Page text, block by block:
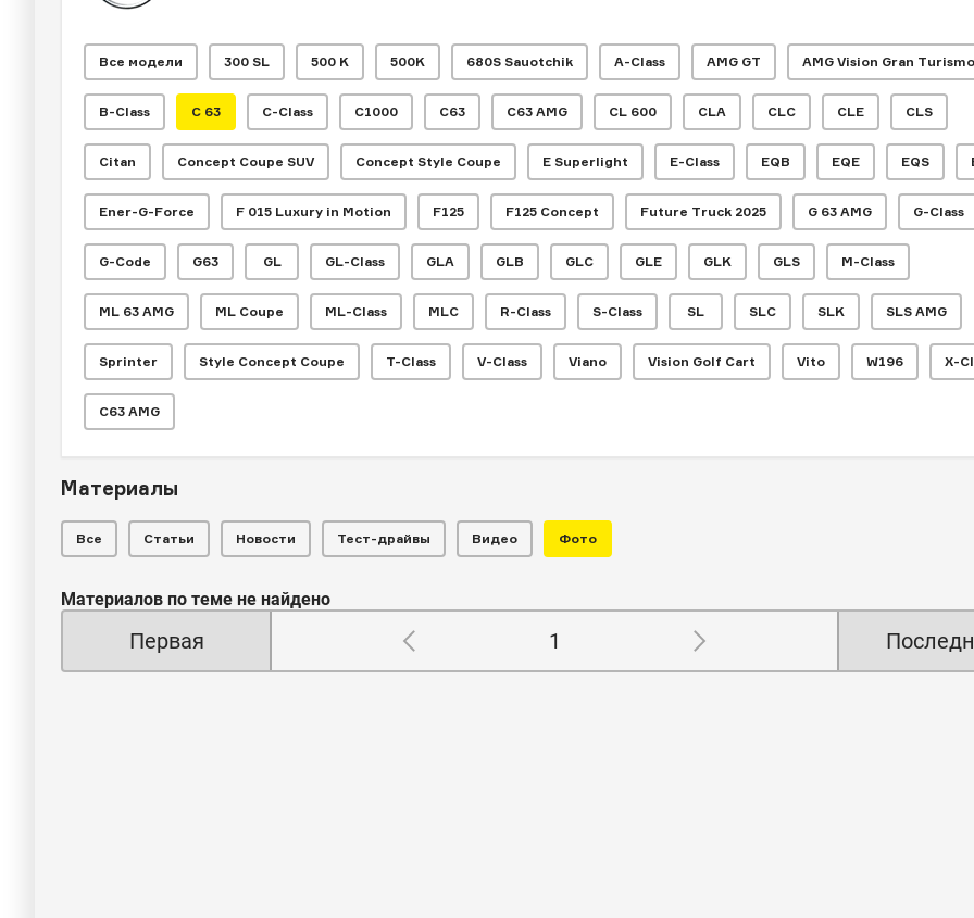
Все модели 300 SL 500 K 500K 680S Sauotchik A-Class AMG GT AMG Vision Gran Turismo
B-Class C 63 C-Class C1000 C63 C63 AMG CL 600 CLA CLC CLE CLS
Citan Concept Coupe SUV Concept Style Coupe E Superlight E-Class EQB EQE EQS
Ener-G-Force F 015 Luxury in Motion F125 F125 Concept Future Truck 2025 G 63 AMG G-Class
G-Code G63 GL GL-Class GLA GLB GLC GLE GLK GLS M-Class
ML 63 AMG ML Coupe ML-Class MLC R-Class S-Class SL SLC SLK SLS AMG
Sprinter Style Concept Coupe T-Class V-Class Viano Vision Golf Cart Vito W196 X-
С63 AMG
Материалы
Все Статьи Новости Тест-драйвы Видео Фото
Материалов по теме не найдено
Первая 1